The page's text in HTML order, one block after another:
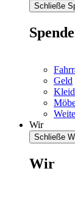
Schließe
Geld
Wir
Schließe
Wir